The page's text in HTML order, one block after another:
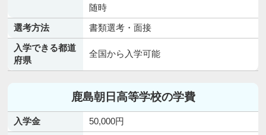
随時
選考方法
書類選考・面接
入学できる都道
府県
全国から入学可能
鹿島朝日高等学校の学費
入学金
50,000円